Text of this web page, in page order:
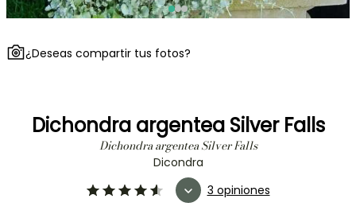
¿Deseas compartir tus fotos?
Dichondra argentea Silver Falls
Dichondra argentea Silver Falls
Dicondra
3 opiniones